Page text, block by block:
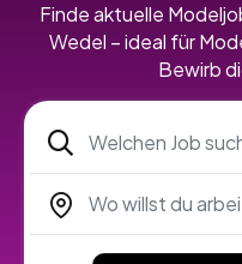
Finde aktuelle
Wedel – ideal für
Bewirb